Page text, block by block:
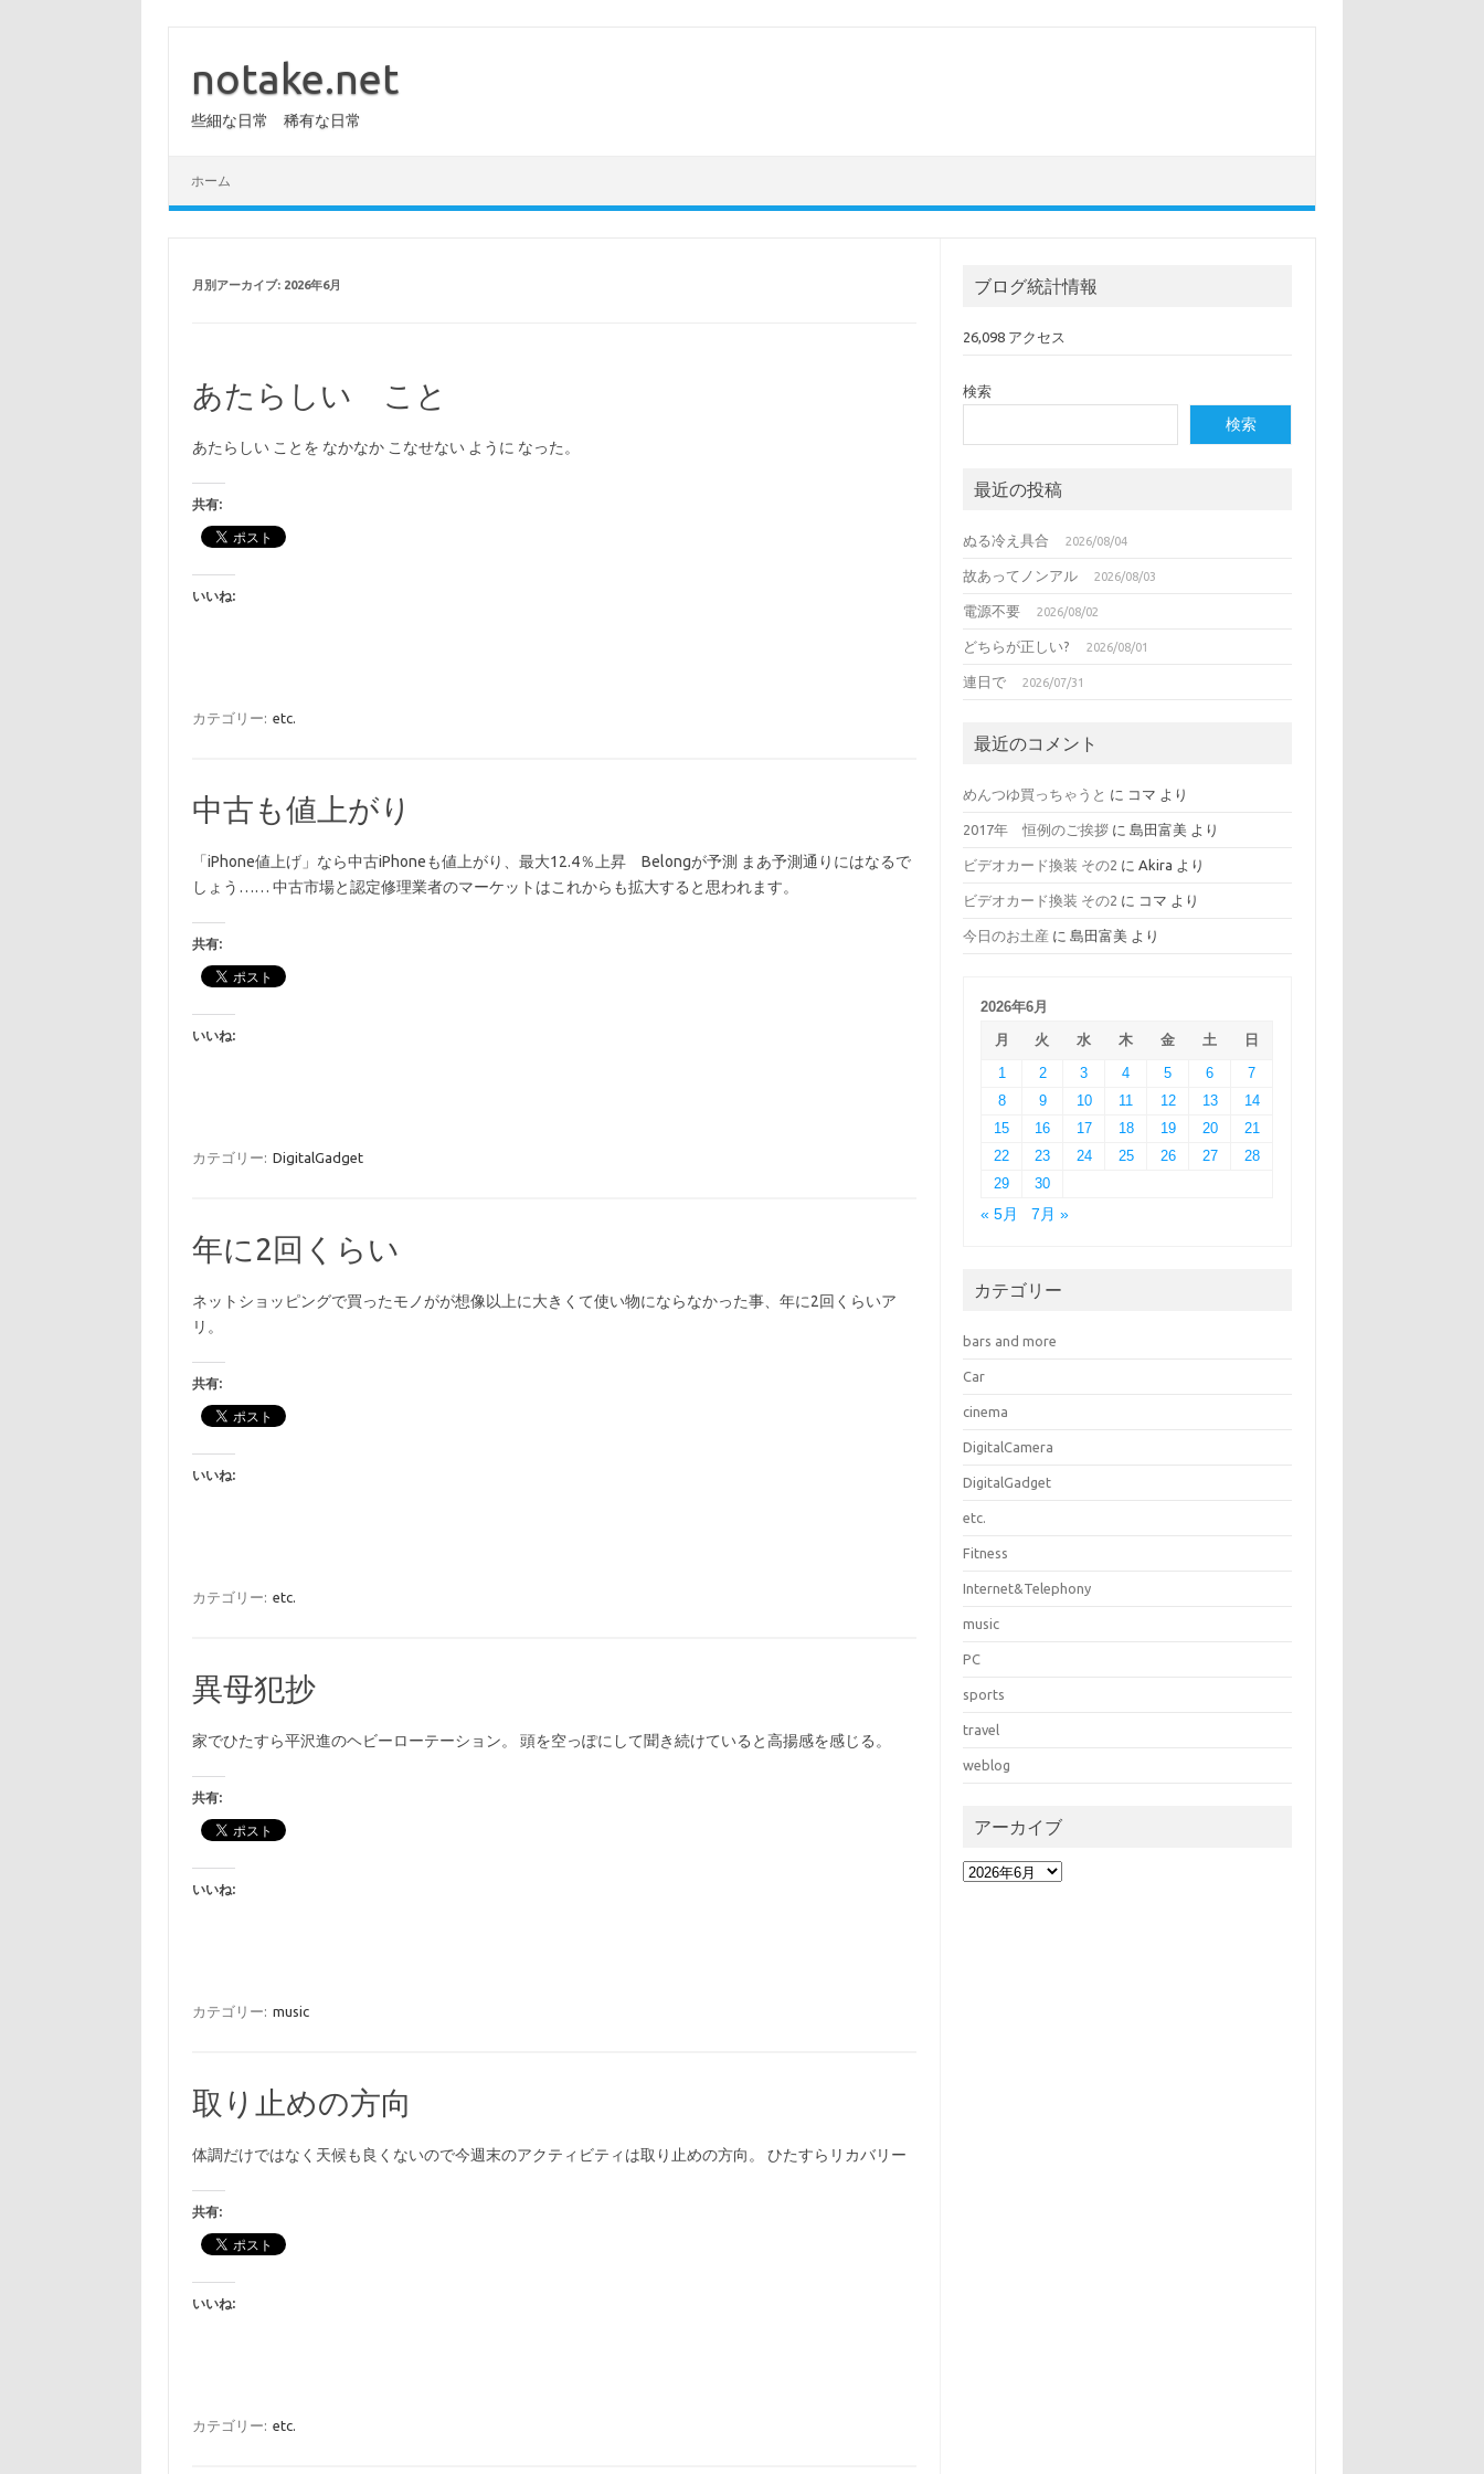
notake.net
些細な日常 稀有な日常
ホーム
月別アーカイブ: 2026年6月
あたらしい こと
あたらしい ことを なかなか こなせない ように なった。
共有:
いいね:
カテゴリー: etc.
中古も値上がり
「iPhone値上げ」なら中古iPhoneも値上がり、最大12.4％上昇 Belongが予測 まあ予測通りにはなるで
しょう…… 中古市場と認定修理業者のマーケットはこれからも拡大すると思われます。
共有:
いいね:
カテゴリー: DigitalGadget
年に2回くらい
ネットショッピングで買ったモノがが想像以上に大きくて使い物にならなかった事、年に2回くらいア
リ。
共有:
いいね:
カテゴリー: etc.
異母犯抄
家でひたすら平沢進のヘビーローテーション。 頭を空っぽにして聞き続けていると高揚感を感じる。
共有:
いいね:
カテゴリー: music
取り止めの方向
体調だけではなく天候も良くないので今週末のアクティビティは取り止めの方向。 ひたすらリカバリー
共有:
いいね:
カテゴリー: etc.
ブログ統計情報
26,098 アクセス
検索
検索
最近の投稿
ぬる冷え具合 2026/08/04
故あってノンアル 2026/08/03
電源不要 2026/08/02
どちらが正しい? 2026/08/01
連日で 2026/07/31
最近のコメント
めんつゆ買っちゃうと に コマ より
2017年 恒例のご挨拶 に島田富美 より
ビデオカード換装 その2 にAkira より
ビデオカード換装 その2 に コマ より
今日のお土産 に島田富美 より
2026年6月
月
火 水 木 金 土
日
1
2 3 4 5 6
7
8
9 10 11 12 13
14
15
16 17 18 19 20
21
22
23 24 25 26 27
28
29
30
« 5月
7月 »
カテゴリー
bars and more
Car
cinema
DigitalCamera
DigitalGadget
etc.
Fitness
Internet&Telephony
music
PC
sports
travel
weblog
アーカイブ
ア